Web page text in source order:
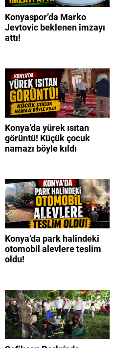
Konyaspor’da Marko
Jevtovic beklenen imzayı
attı!
Konya’da yürek ısıtan
görüntü! Küçük çocuk
namazı böyle kıldı
Konya’da park halindeki
otomobil alevlere teslim
oldu!